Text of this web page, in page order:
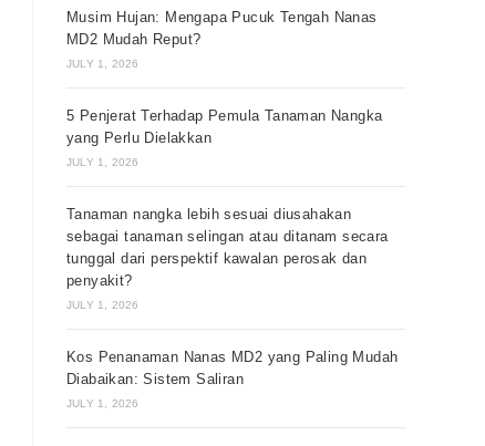
Musim Hujan: Mengapa Pucuk Tengah Nanas
MD2 Mudah Reput?
JULY 1, 2026
5 Penjerat Terhadap Pemula Tanaman Nangka
yang Perlu Dielakkan
JULY 1, 2026
Tanaman nangka lebih sesuai diusahakan
sebagai tanaman selingan atau ditanam secara
tunggal dari perspektif kawalan perosak dan
penyakit?
JULY 1, 2026
Kos Penanaman Nanas MD2 yang Paling Mudah
Diabaikan: Sistem Saliran
JULY 1, 2026